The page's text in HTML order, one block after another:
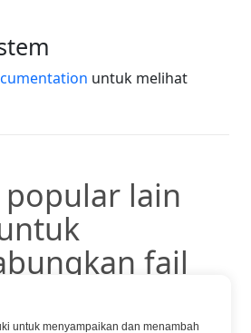
untuk melihat
lain
fail
format popular lain:
untuk menyampaikan dan menambah